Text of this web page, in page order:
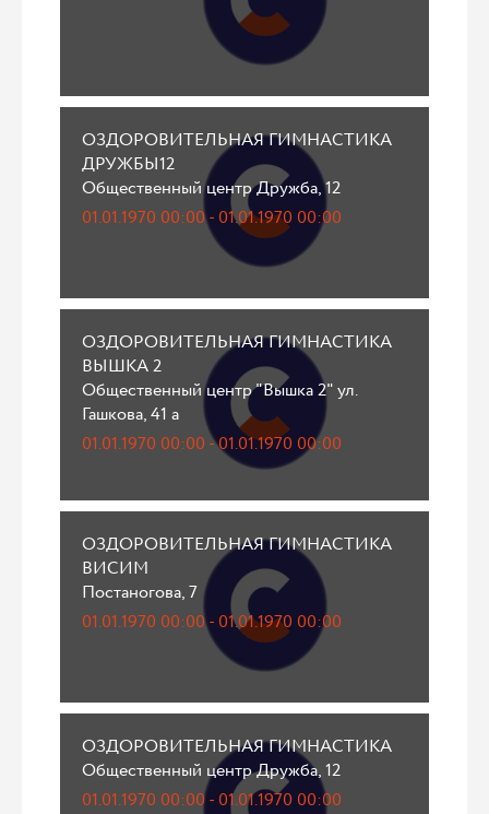
ОЗДОРОВИТЕЛЬНАЯ ГИМНАСТИКА
ДРУЖБЫ12
Общественный центр Дружба, 12
01.01.1970 00:00 - 01.01.1970 00:00
ОЗДОРОВИТЕЛЬНАЯ ГИМНАСТИКА
ВЫШКА 2
Общественный центр "Вышка 2" ул.
Гашкова, 41 а
01.01.1970 00:00 - 01.01.1970 00:00
ОЗДОРОВИТЕЛЬНАЯ ГИМНАСТИКА
ВИСИМ
Постаногова, 7
01.01.1970 00:00 - 01.01.1970 00:00
ОЗДОРОВИТЕЛЬНАЯ ГИМНАСТИКА
Общественный центр Дружба, 12
01.01.1970 00:00 - 01.01.1970 00:00